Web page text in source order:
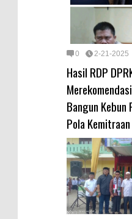
0 2-21-2025
Hasil RDP
Bangun Kebun
Pola Kemitraan